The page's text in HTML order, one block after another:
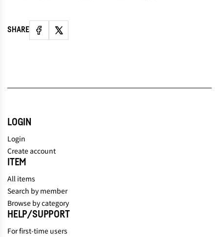
SHARE
LOGIN
Login
Create account
ITEM
All items
Search by member
Browse by category
HELP/SUPPORT
For first-time users